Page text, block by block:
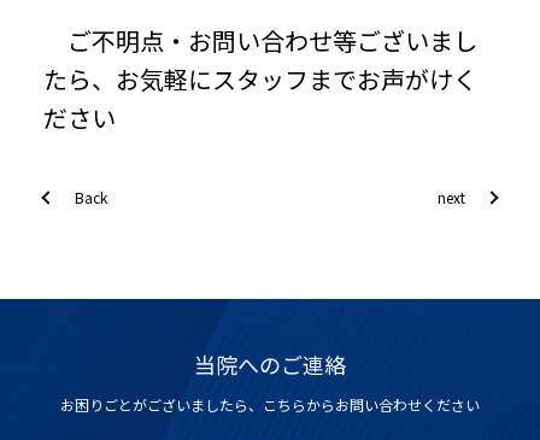
ご不明点・お問い合わせ等ございまし
たら、お気軽にスタッフまでお声がけく
ださい
Back next
当院へのご連絡
お困りごとがございましたら、こちらからお問い合わせください